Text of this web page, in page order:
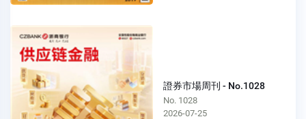
證券市場周刊 - No.1028
No. 1028
2026-07-25